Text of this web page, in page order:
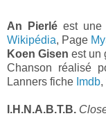
An Pierlé est une
Wikipédia, Page
Koen Gisen est un
Chanson réalisé
Lanners fiche Imdb,
I.H.N.A.B.T.B.